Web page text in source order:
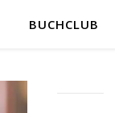
BUCHCLUB